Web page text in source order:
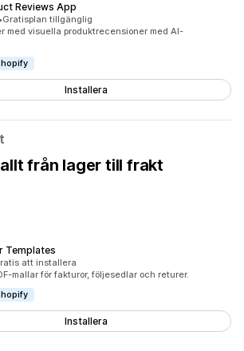
Reviews App
totalt
•Gratisplan tillgänglig
med visuella produktrecensioner med AI-
Installera
från lager till frakt
Templates
totaltatt installera
mallar för fakturor, följesedlar och returer.
Installera